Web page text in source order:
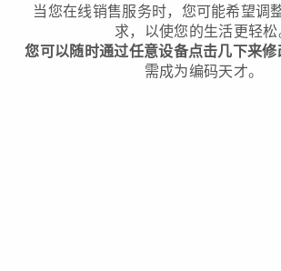
当您在线销售服务时，您可能希望调
求，以使您的生活更轻松
您可以随时通过任意设备点击几下来
需成为编码天才。